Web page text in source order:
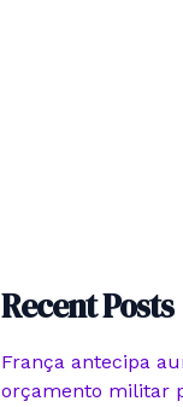
Recent Posts
França antecipa
orçamento militar